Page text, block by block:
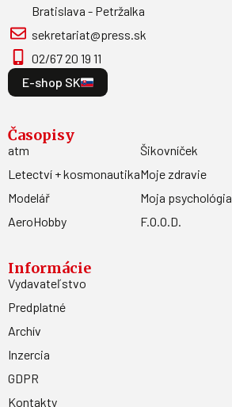
Bratislava - Petržalka
sekretariat@press.sk
02/67 20 19 11
E-shop SK
Časopisy
atm
Letectví + kosmonautika
Modelář
AeroHobby
Šikovníček
Moje zdravie
Moja psychológia
F.O.O.D.
Informácie
Vydavateľstvo
Predplatné
Archív
Inzercia
GDPR
Kontakty